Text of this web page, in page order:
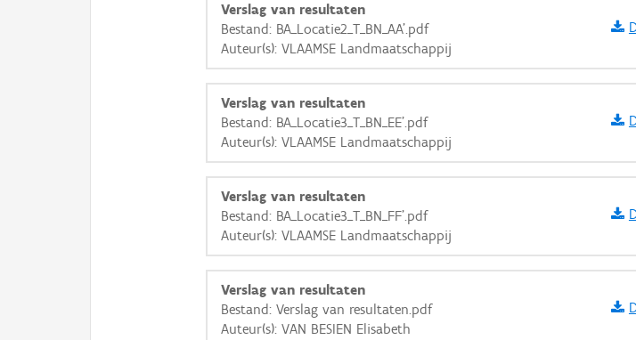
OSM-Basiskaart
Ortho
GRB-Basiskaart
GRB-Basiskaart in grijswaarden
Verslag van resultaten
Bestand: BA_Locatie2_T_BN_AA'.pdf
Auteur(s): VLAAMSE Landmaatschappij
Verslag van resultaten
Bestand: BA_Locatie3_T_BN_EE'.pdf
Auteur(s): VLAAMSE Landmaatschappij
Verslag van resultaten
Bestand: BA_Locatie3_T_BN_FF'.pdf
Auteur(s): VLAAMSE Landmaatschappij
Verslag van resultaten
Bestand: Verslag van resultaten.pdf
Auteur(s): VAN BESIEN Elisabeth